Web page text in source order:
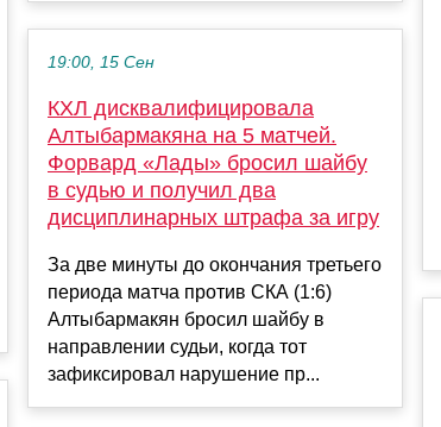
19:00, 15 Сен
КХЛ дисквалифицировала
Алтыбармакяна на 5 матчей.
Форвард «Лады» бросил шайбу
в судью и получил два
дисциплинарных штрафа за игру
За две минуты до окончания третьего
периода матча против СКА (1:6)
Алтыбармакян бросил шайбу в
направлении судьи, когда тот
зафиксировал нарушение пр...